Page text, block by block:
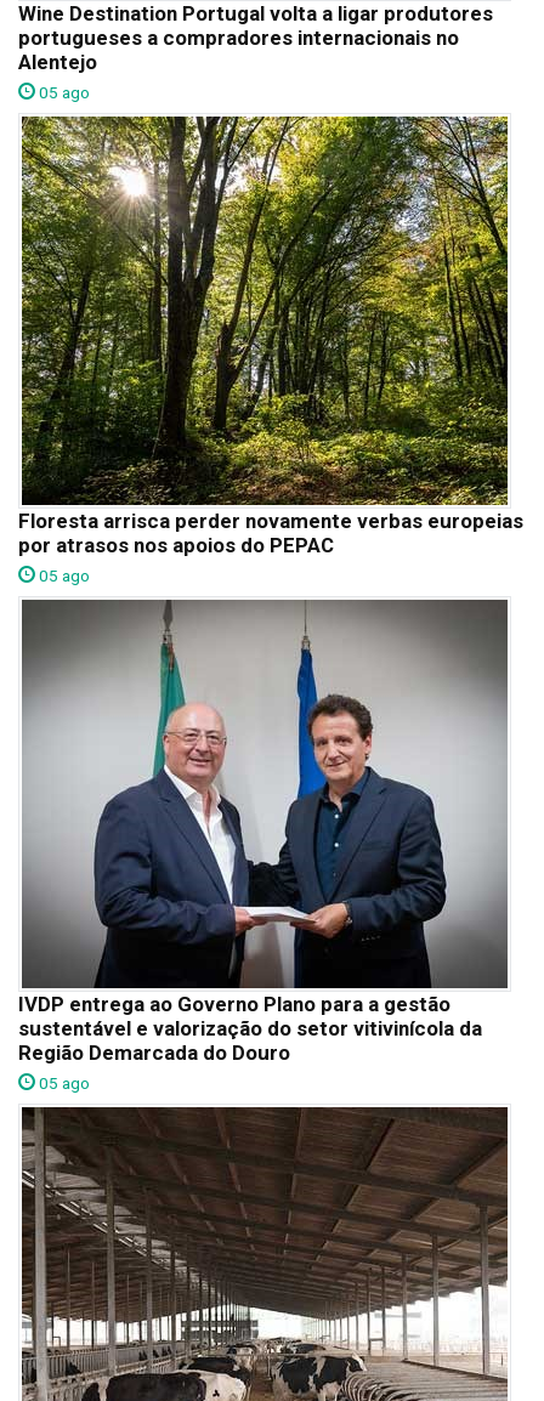
Wine Destination Portugal volta a ligar produtores
portugueses a compradores internacionais no
Alentejo
05 ago
Floresta arrisca perder novamente verbas europeias
por atrasos nos apoios do PEPAC
05 ago
IVDP entrega ao Governo Plano para a gestão
sustentável e valorização do setor vitivinícola da
Região Demarcada do Douro
05 ago